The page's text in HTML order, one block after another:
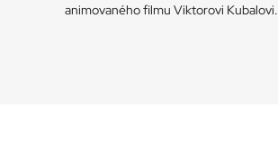
animovaného filmu Viktorovi Kubalovi.